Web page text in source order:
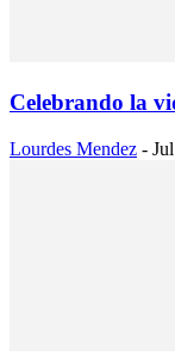
Celebrando la
Lourdes Mendez -